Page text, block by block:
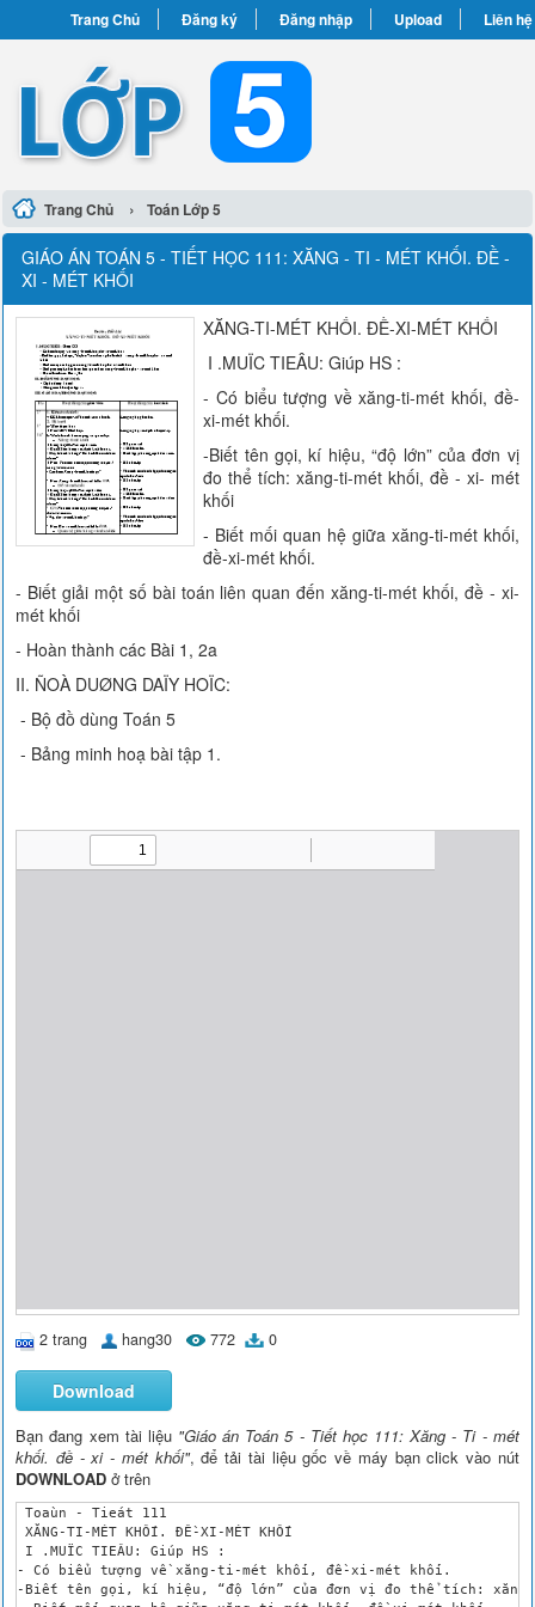
Trang Chủ Đăng ký Đăng nhập Upload Liên hệ
Trang Chủ › Toán Lớp 5
GIÁO ÁN TOÁN 5 - TIẾT HỌC 111: XĂNG - TI - MÉT KHỐI. ĐỀ -
XI - MÉT KHỐI
XĂNG-TI-MÉT KHỐI. ĐỀ-XI-MÉT KHỐI
I .MUÏC TIEÂU: Giúp HS :
- Có biểu tượng về xăng-ti-mét khối, đề-
xi-mét khối.
-Biết tên gọi, kí hiệu, “độ lớn” của đơn vị
đo thể tích: xăng-ti-mét khối, đề - xi- mét
khối
- Biết mối quan hệ giữa xăng-ti-mét khối,
đề-xi-mét khối.
- Biết giải một số bài toán liên quan đến xăng-ti-mét khối, đề - xi-
mét khối
- Hoàn thành các Bài 1, 2a
II. ÑOÀ DUØNG DAÏY HOÏC:
- Bộ đồ dùng Toán 5
- Bảng minh hoạ bài tập 1.
2 trang hang30 772 0
Download
Bạn đang xem tài liệu "Giáo án Toán 5 - Tiết học 111: Xăng - Ti - mét
khối. đề - xi - mét khối", để tải tài liệu gốc về máy bạn click vào nút
DOWNLOAD ở trên
Toaùn - Tieát 111
XĂNG-TI-MÉT KHỐI. ĐỀ-XI-MÉT KHỐI
I .MUÏC TIEÂU: Giúp HS :
- Có biểu tượng về xăng-ti-mét khối, đề-xi-mét khối.
-Biết tên gọi, kí hiệu, “độ lớn” của đơn vị đo thể tích: